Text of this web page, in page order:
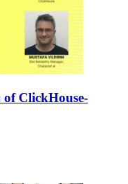
of ClickHouse-